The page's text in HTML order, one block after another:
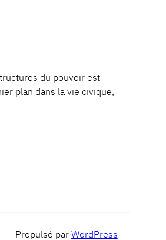
du pouvoir est
plan dans la vie civique,
Propulsé par WordPress